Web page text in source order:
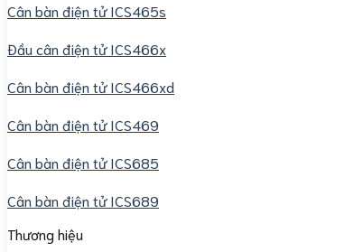
Cân bàn điện tử ICS465s
Đầu cân điện tử ICS466x
Cân bàn điện tử ICS466xd
Cân bàn điện tử ICS469
Cân bàn điện tử ICS685
Cân bàn điện tử ICS689
Thương hiệu